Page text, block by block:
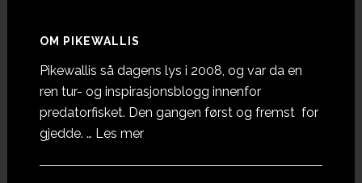
OM PIKEWALLIS
Pikewallis så dagens lys i 2008, og var da en
ren tur- og inspirasjonsblogg innenfor
predatorfisket. Den gangen først og fremst for
gjedde. … Les meromOm